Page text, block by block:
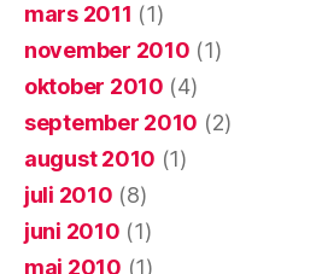
mars 2011 (1)
november 2010 (1)
oktober 2010 (4)
september 2010 (2)
august 2010 (1)
juli 2010 (8)
juni 2010 (1)
mai 2010 (1)